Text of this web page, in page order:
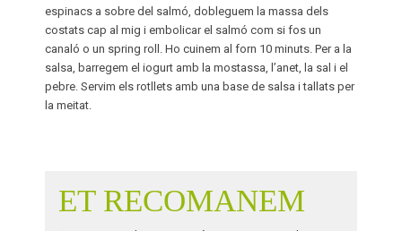
espinacs a sobre del salmó, dobleguem la massa dels
costats cap al mig i embolicar el salmó com si fos un
canaló o un spring roll. Ho cuinem al forn 10 minuts. Per a la
salsa, barregem el iogurt amb la mostassa, l’anet, la sal i el
pebre. Servim els rotllets amb una base de salsa i tallats per
la meitat.
ET RECOMANEM